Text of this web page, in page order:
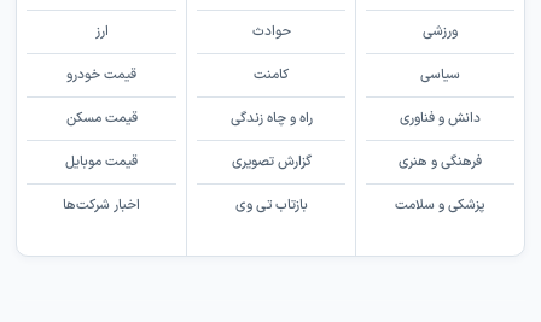
ورزشی
سیاسی
دانش و فناوری
فرهنگی و هنری
پزشکی و سلامت
حوادث
کامنت
راه و چاه زندگی
گزارش تصویری
بازتاب تی وی
ارز
قیمت خودرو
قیمت مسکن
قیمت موبایل
اخبار شرکت‌ها